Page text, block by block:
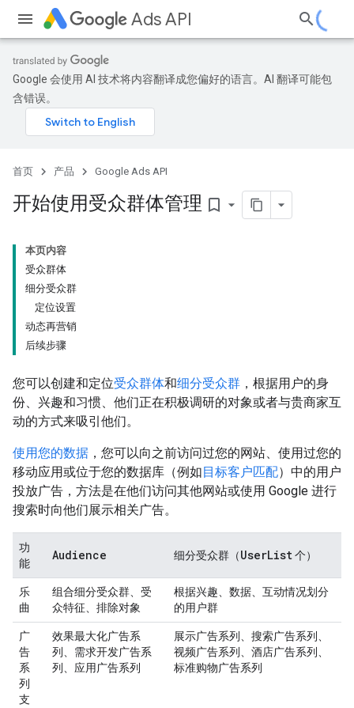
Ads API
Google 会使用 AI 技术将内容翻译成您偏好的语言。AI 翻译可能包
含错误。
首页 产品 Google Ads API
开始使用受众群体管理 bookmark_border
本页内容
受众群体
细分受众群
定位设置
动态再营销
后续步骤
您可以创建和定位受众群体和细分受众群 ，根据用户的身
份、兴趣和习惯、他们正在积极调研的对象或者与贵商家互
动的方式来吸引他们。
使用您的数据 ，您可以向之前访问过您的网站、使用过您的
移动应用或位于您的数据库（例如目标客户匹配）中的用户
投放广告，方法是在他们访问其他网站或使用 Google 进行
搜索时向他们展示相关广告。
功
能
Audience 细分受众群（UserList个）
乐
曲
组合细分受众群、受
众特征、排除对象
根据兴趣、数据、互动情况划分
的用户群
广
告
系
列
支
效果最大化广告系
列、需求开发广告系
列、应用广告系列
展示广告系列、搜索广告系列、
视频广告系列、酒店广告系列、
标准购物广告系列